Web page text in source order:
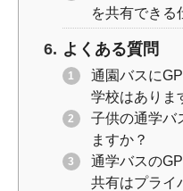
を共有できる
よくある質問
通園バスに
学校はありま
子供の通学バ
ますか？
通学バスの
共有はプライ